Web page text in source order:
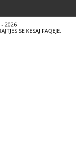
2026
SE KESAJ FAQEJE.